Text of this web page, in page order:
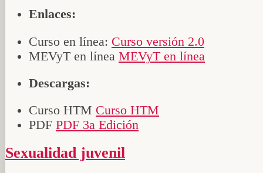
Enlaces:
Curso en línea: Curso versión 2.0
MEVyT en línea MEVyT en línea
Descargas:
Curso HTM Curso HTM
PDF PDF 3a Edición
Sexualidad juvenil